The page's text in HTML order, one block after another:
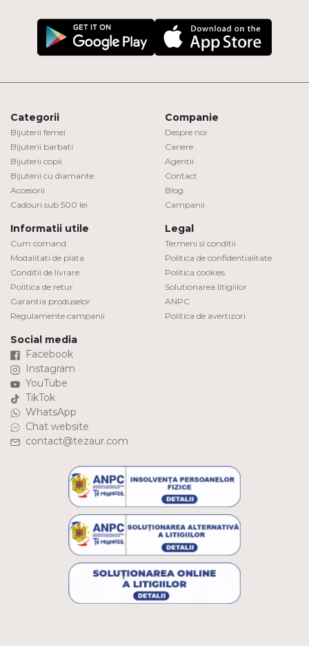
Categorii
Bijuterii femei
Bijuterii barbati
Bijuterii copii
Bijuterii cu diamante
Accesorii
Cadouri sub 500 lei
Companie
Despre noi
Cariere
Agentii
Contact
Blog
Campanii
Informatii utile
Cum comand
Modalitati de plata
Conditii de livrare
Politica de retur
Garantia produselor
Regulamente campanii
Legal
Termeni si conditii
Politica de confidentialitate
Politica cookies
Solutionarea litigiilor
ANPC
Politica de avertizori
Social media
Facebook
Instagram
YouTube
TikTok
WhatsApp
Chat website
contact@tezaur.com